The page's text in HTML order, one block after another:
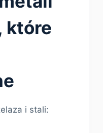
które
i stali: